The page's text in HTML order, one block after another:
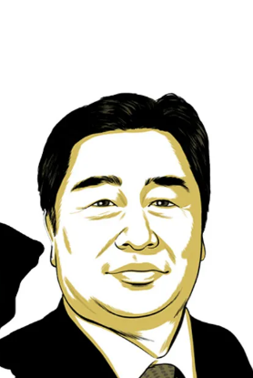
ロン
キング2017」で重視したのは、「企
すという方針のもと、企業のIR活動